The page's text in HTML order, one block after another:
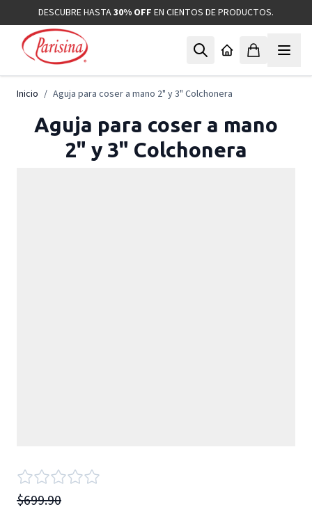
Ir al contenidoDESCUBRE HASTA30% OFF EN CIENTOS DE PRODUCTOS.
Inicio / Aguja para coser a mano 2" y 3" Colchonera
Aguja para coser a mano
2" y 3" Colchonera
$699.90